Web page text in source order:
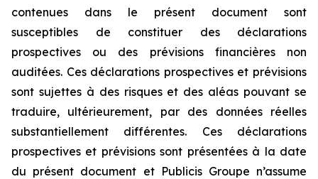
contenues dans le présent document sont
susceptibles de constituer des déclarations
prospectives ou des prévisions financières non
auditées. Ces déclarations prospectives et prévisions
sont sujettes à des risques et des aléas pouvant se
traduire, ultérieurement, par des données réelles
substantiellement différentes. Ces déclarations
prospectives et prévisions sont présentées à la date
du présent document et Publicis Groupe n’assume